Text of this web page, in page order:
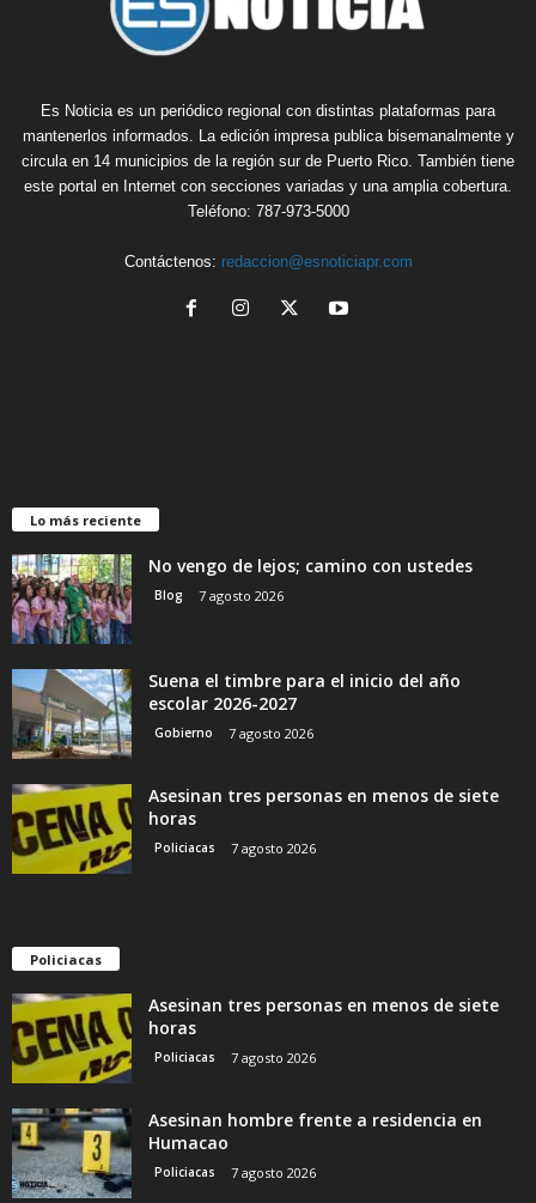
Es Noticia es un periódico regional con distintas plataformas para
mantenerlos informados. La edición impresa publica bisemanalmente y
circula en 14 municipios de la región sur de Puerto Rico. También tiene
este portal en Internet con secciones variadas y una amplia cobertura.
Teléfono: 787-973-5000
Contáctenos: redaccion@esnoticiapr.com
Lo más reciente
No vengo de lejos; camino con ustedes
Blog 7 agosto 2026
Suena el timbre para el inicio del año
escolar 2026-2027
Gobierno 7 agosto 2026
Asesinan tres personas en menos de siete
horas
Policiacas 7 agosto 2026
Policiacas
Asesinan tres personas en menos de siete
horas
Policiacas 7 agosto 2026
Asesinan hombre frente a residencia en
Humacao
Policiacas 7 agosto 2026